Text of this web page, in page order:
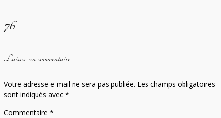
76
Laisser un commentaire
Votre adresse e-mail ne sera pas publiée. Les champs obligatoires
sont indiqués avec *
Commentaire *